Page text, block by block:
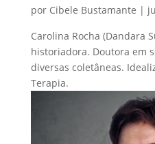
por Cibele Bustamante |
Carolina Rocha (Dandara
historiadora. Doutora em
diversas coletâneas.
Terapia.